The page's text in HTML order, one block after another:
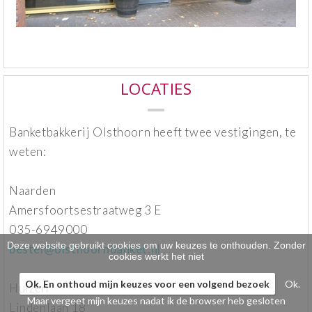
Klein gebak >
>
Bezorgkosten
Gevuld Brood
Werken bij >
LOCATIES
Banketbakkerij Olsthoorn heeft twee vestigingen, te
weten:
Naarden
Amersfoortsestraatweg 3 E
035-6949000
bestel@olsthoornbanket.nl
Huizen
Lindenlaan 18
Deze website gebruikt cookies om uw keuzes te onthouden. Zonder
cookies werkt het niet
Ok. En onthoud mijn keuzes voor een volgend bezoek
Ok.
Maar vergeet mijn keuzes nadat ik de browser heb gesloten